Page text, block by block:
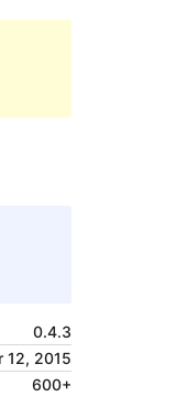
0.4.3
12, 2015
600+